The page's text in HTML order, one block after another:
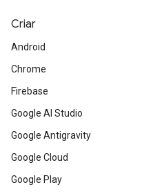
Criar
Android
Chrome
Firebase
Google AI Studio
Google Antigravity
Google Cloud
Google Play